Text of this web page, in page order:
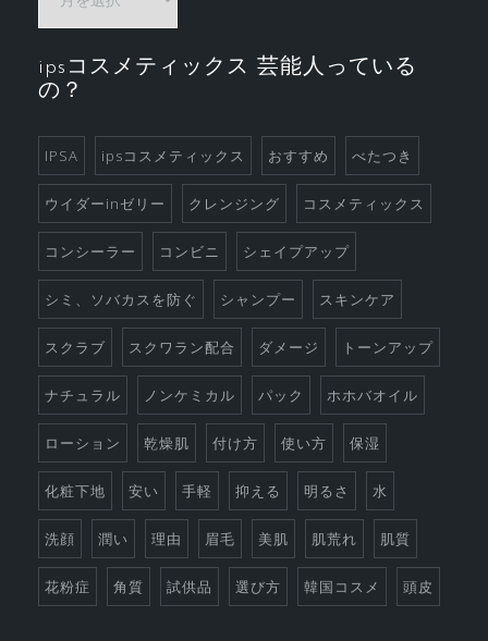
っ
て
晴
ら
し
い
ipsコスメティックス 芸能人っている
の？
IPSA ipsコスメティックス おすすめ べたつき
ウイダーinゼリー クレンジング コスメティックス
コンシーラー コンビニ シェイプアップ
シミ、ソバカスを防ぐ シャンプー スキンケア
スクラブ スクワラン配合 ダメージ トーンアップ
ナチュラル ノンケミカル パック ホホバオイル
ローション 乾燥肌 付け方 使い方 保湿
化粧下地 安い 手軽 抑える 明るさ 水
洗顔 潤い 理由 眉毛 美肌 肌荒れ 肌質
花粉症 角質 試供品 選び方 韓国コスメ 頭皮